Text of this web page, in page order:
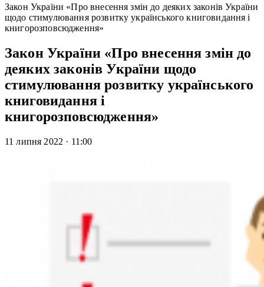
Закон України «Про внесення змін до деяких законів України
щодо стимулювання розвитку українського книговидання і
книгорозповсюдження»
Закон України «Про внесення змін до
деяких законів України щодо
стимулювання розвитку українського
книговидання і
книгорозповсюдження»
11 липня 2022 · 11:00